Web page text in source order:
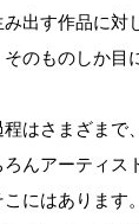
出す作品に対
のものしか目
はさまざまで
んアーティス
にはあります。